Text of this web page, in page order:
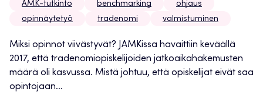
AMK-tutkinto benchmarking
ohjaus
opinnäytetyö
tradenomi valmistuminen
Miksi opinnot viivästyvät? JAMKissa havaittiin keväällä
2017, että tradenomiopiskelijoiden jatkoaikahakemusten
määrä oli kasvussa. Mistä johtuu, että opiskelijat eivät saa
opintojaan...